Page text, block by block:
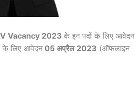
Vacancy 2023 के इन पदों के लिए आवेदन
के लिए आवेदन05 अप्रैल 2023 (ऑफलाइन